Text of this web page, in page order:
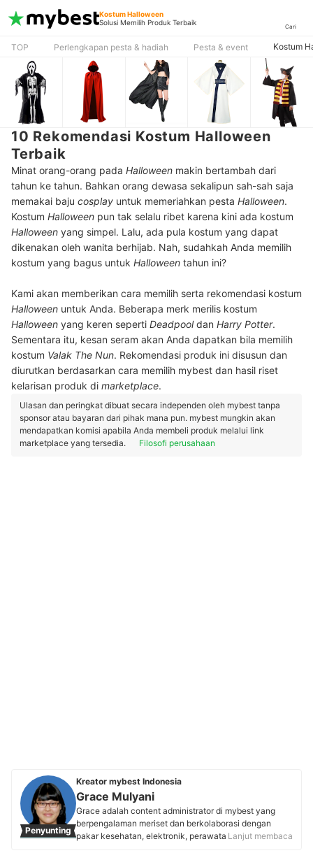
Kostum Halloween
Solusi Memilih Produk Terbaik
Cari
TOP Perlengkapan pesta & hadiah Pesta & event Kostum
10 Rekomendasi Kostum Halloween
Terbaik
Minat orang-orang pada Halloween makin bertambah dari
tahun ke tahun. Bahkan orang dewasa sekalipun sah-sah saja
memakai baju cosplay untuk memeriahkan pesta Halloween.
Kostum Halloween pun tak selalu ribet karena kini ada kostum
Halloween yang simpel. Lalu, ada pula kostum yang dapat
dikenakan oleh wanita berhijab. Nah, sudahkah Anda memilih
kostum yang bagus untuk Halloween tahun ini?
Kami akan memberikan cara memilih serta rekomendasi kostum
Halloween untuk Anda. Beberapa merk merilis kostum
Halloween yang keren seperti Deadpooldan Harry Potter.
Sementara itu, kesan seram akan Anda dapatkan bila memilih
kostum Valak The Nun. Rekomendasi produk ini disusun dan
diurutkan berdasarkan cara memilih mybest dan hasil riset
kelarisan produk di marketplace.
Ulasan dan peringkat dibuat secara independen oleh mybest tanpa
sponsor atau bayaran dari pihak mana pun. mybest mungkin akan
mendapatkan komisi apabila Anda membeli produk melalui link
marketplace yang tersedia.
Filosofi perusahaan
Penyunting
Kreator mybest Indonesia
Grace Mulyani
Grace adalah content administrator di mybest yang
berpengalaman meriset dan berkolaborasi dengan
pakar kesehatan, elektronik, perawatan tubuh,Lanjut membaca